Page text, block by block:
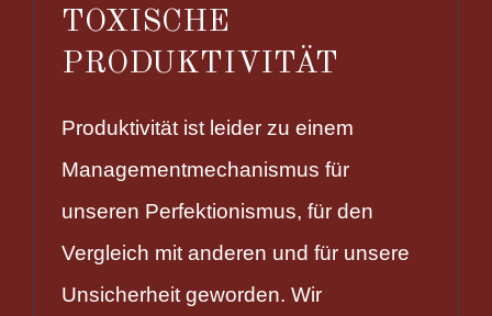
TOXISCHE
PRODUKTIVITÄT
Produktivität ist leider zu einem
Managementmechanismus für
unseren Perfektionismus, für den
Vergleich mit anderen und für unsere
Unsicherheit geworden. Wir